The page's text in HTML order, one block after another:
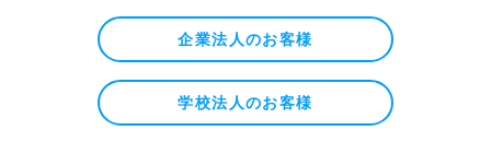
企業法人のお客様
学校法人のお客様